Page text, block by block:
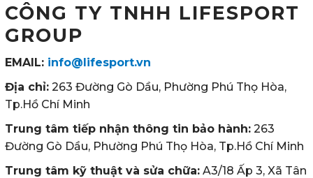
CÔNG TY TNHH LIFESPORT
GROUP
EMAIL: info@lifesport.vn
Địa chỉ: 263 Đường Gò Dầu, Phường Phú Thọ Hòa,
Tp.Hồ Chí Minh
Trung tâm tiếp nhận thông tin bảo hành: 263
Đường Gò Dầu, Phường Phú Thọ Hòa, Tp.Hồ Chí Minh
Trung tâm kỹ thuật và sửa chữa: A3/18 Ấp 3, Xã Tân